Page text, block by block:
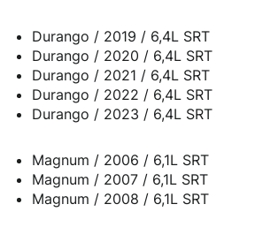
Durango / 2019 / 6,4L SRT
Durango / 2020 / 6,4L SRT
Durango / 2021 / 6,4L SRT
Durango / 2022 / 6,4L SRT
Durango / 2023 / 6,4L SRT
Magnum / 2006 / 6,1L SRT
Magnum / 2007 / 6,1L SRT
Magnum / 2008 / 6,1L SRT